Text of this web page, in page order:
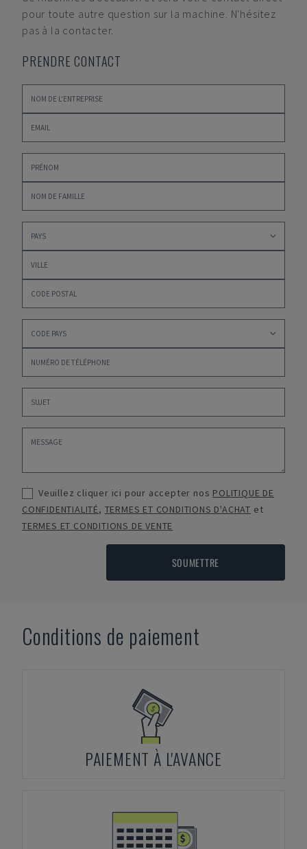
pour toute autre question sur la machine. N'hésitez
pas à la contacter.
PRENDRE CONTACT
Veuillez cliquer ici pour accepter nos POLITIQUE DE
CONFIDENTIALITÉ, TERMES ET CONDITIONS D'ACHAT et
TERMES ET CONDITIONS DE VENTE
SOUMETTRE
Conditions de paiement
PAIEMENT À L'AVANCE